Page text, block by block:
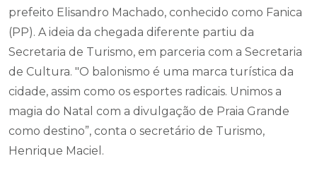
prefeito Elisandro Machado, conhecido como Fanica
(PP). A ideia da chegada diferente partiu da
Secretaria de Turismo, em parceria com a Secretaria
de Cultura. "O balonismo é uma marca turística da
cidade, assim como os esportes radicais. Unimos a
magia do Natal com a divulgação de Praia Grande
como destino”, conta o secretário de Turismo,
Henrique Maciel.